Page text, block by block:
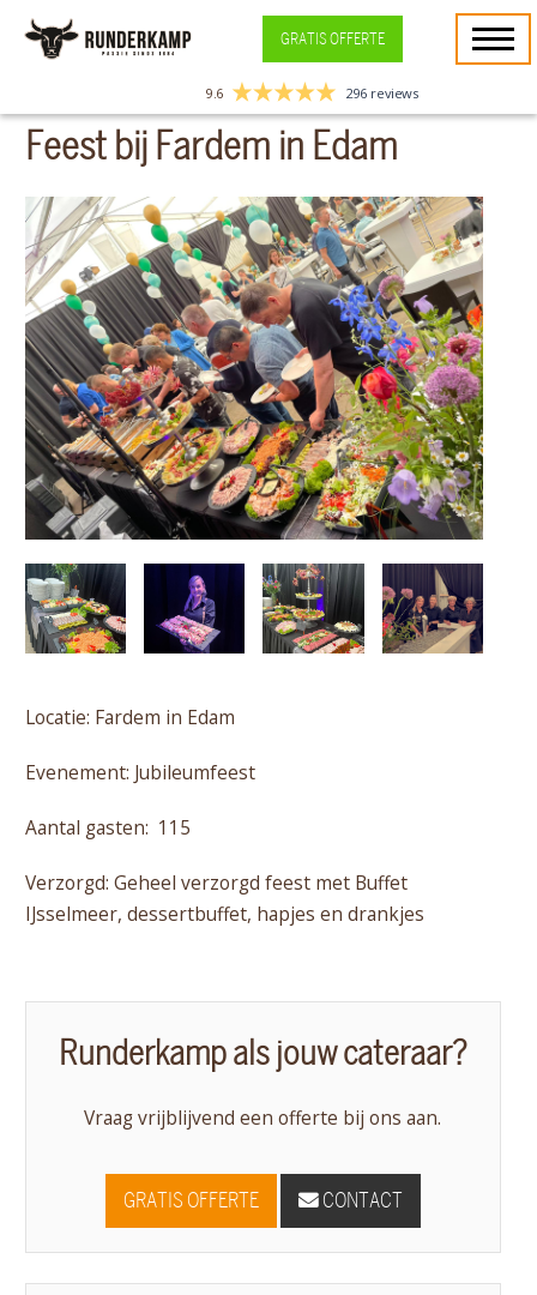
GRATIS OFFERTE
9.6 296 reviews
Feest bij Fardem in Edam
Locatie: Fardem in Edam
Evenement: Jubileumfeest
Aantal gasten: 115
Verzorgd: Geheel verzorgd feest met Buffet
IJsselmeer, dessertbuffet, hapjes en drankjes
Runderkamp als jouw cateraar?
Vraag vrijblijvend een offerte bij ons aan.
GRATIS OFFERTE CONTACT